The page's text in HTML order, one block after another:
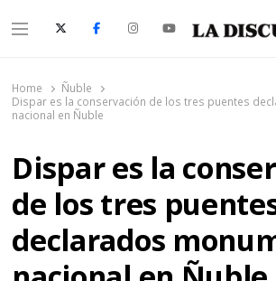
Menu
Home
Ñuble
Dispar es la conservación de los tres puentes
nacional en Ñuble
Dispar es la
de los tres
declarados